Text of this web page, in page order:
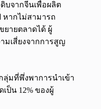
บจากจีนเพื่อผลิต
หากไม่สามารถ
ายตลาดได้ ผู้
มเสี่ยงจากการสูญ
ลุ่มที่พึ่งพาการนำเข้า
ป็น 12% ของผู้